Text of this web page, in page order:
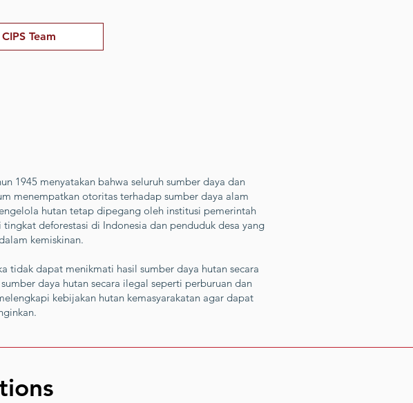
CIPS Team
1945 menyatakan bahwa seluruh sumber daya dan
menempatkan otoritas terhadap sumber daya alam
hutan tetap dipegang oleh institusi pemerintah
deforestasi di Indonesia dan penduduk desa yang
kemiskinan.
tidak dapat menikmati hasil sumber daya hutan secara
daya hutan secara ilegal seperti perburuan dan
kebijakan hutan kemasyarakatan agar dapat